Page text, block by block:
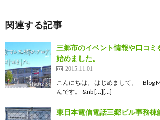
関連する記事
三郷市のイベント情報や口コミ
始めました。
2015.11.01
こんにちは。 はじめまして。 Blog
んです。 &nb […][…]
東日本電信電話三郷ビル事務棟